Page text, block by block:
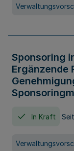
Sponsoring
Ergänzende
In Kraft